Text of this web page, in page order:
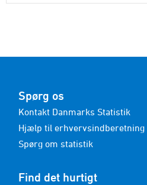
Spørg os
Kontakt Danmarks Statistik
Hjælp til erhvervsindberetning
Spørg om statistik
Find det hurtigt